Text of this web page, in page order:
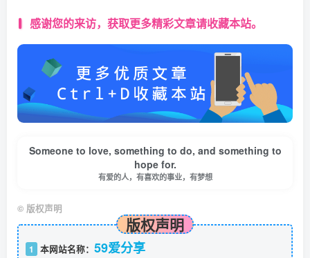
感谢您的来访，获取更多精彩文章请收藏本站。
Someone to love, something to do, and something to
hope for.
有爱的人，有喜欢的事业，有梦想
© 版权声明
版权声明
1 本网站名称： 59爱分享